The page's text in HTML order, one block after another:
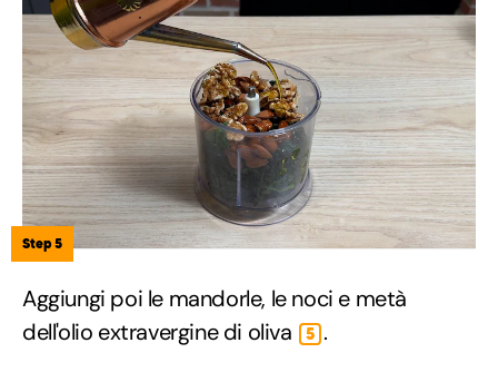
Step 5
Aggiungi poi le mandorle, le noci e metà
dell'olio extravergine di oliva
5 .